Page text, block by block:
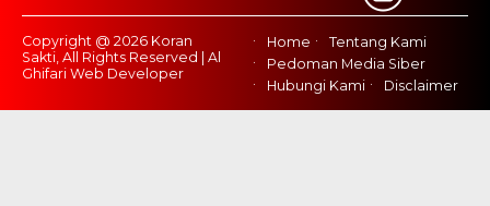
Copyright @ 2026 Koran
Sakti, All Rights Reserved | Al
Ghifari Web Developer
Home
Tentang Kami
Pedoman Media Siber
Hubungi Kami
Disclaimer